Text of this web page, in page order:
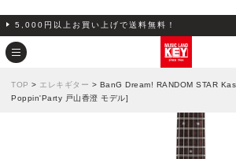
5,000円以上お買い上げで送料無料！
TOP > エレキギター > BanG Dream! RANDOM STAR
Poppin'Party 戸山香澄 モデル]